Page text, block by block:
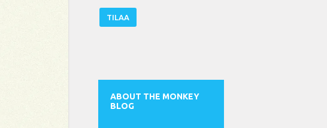
l
ABOUT THE MONKEY
BLOG